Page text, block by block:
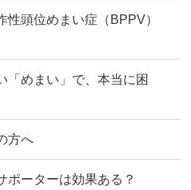
性頭位めまい症（BPPV）
「めまい」で、本当に困
方へ
ポーターは効果ある？